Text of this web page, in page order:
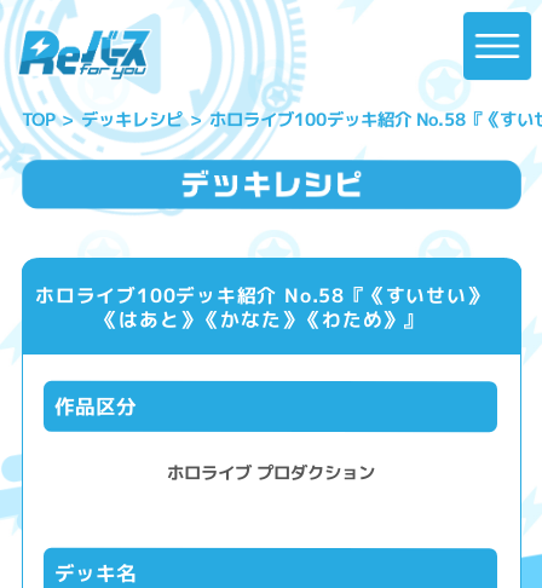
TOP デッキレシピ ホロライブ100デッキ紹介 No.58『《すい
ホロライブ100デッキ紹介 No.58『《すいせい》
《はあと》《かなた》《わため》』
作品区分
ホロライブ プロダクション
デッキ名